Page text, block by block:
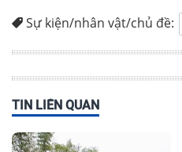
Sự kiện/nhân vật/chủ đề:
TIN LIÊN QUAN